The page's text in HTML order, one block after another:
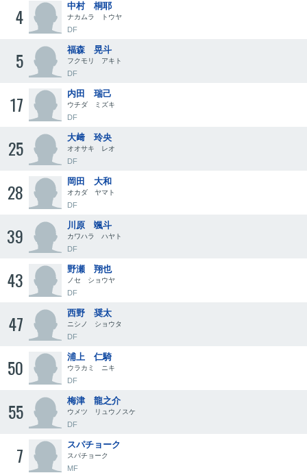
4 中村 桐耶
ナカムラ トウヤ
DF
5 福森 晃斗
フクモリ アキト
DF
17 内田 瑞己
ウチダ ミズキ
DF
25 大﨑 玲央
オオサキ レオ
DF
28 岡田 大和
オカダ ヤマト
DF
39 川原 颯斗
カワハラ ハヤト
DF
43 野瀬 翔也
ノセ ショウヤ
DF
47 西野 奨太
ニシノ ショウタ
DF
50 浦上 仁騎
ウラカミ ニキ
DF
55 梅津 龍之介
ウメツ リュウノスケ
DF
7 スパチョーク
スパチョーク
MF